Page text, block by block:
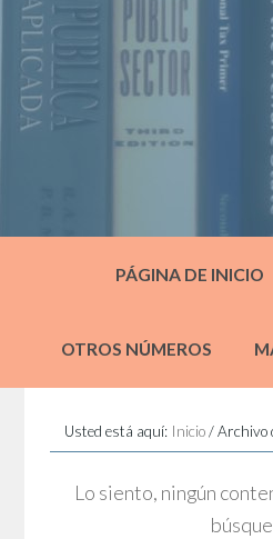
PÁGINA DE INICIO
OTROS NÚMEROS
Usted está aquí: Inicio /Archivo
Lo siento, ningún